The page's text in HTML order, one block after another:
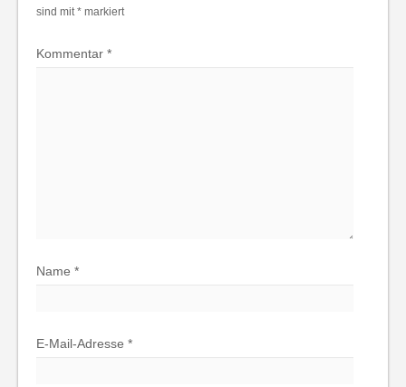
sind mit * markiert
Kommentar *
Name *
E-Mail-Adresse *